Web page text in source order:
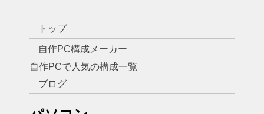
トップ
自作PC構成メーカー
自作PCで人気の構成一覧
ブログ